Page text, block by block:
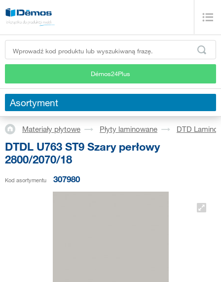
Démos24Plus
Asortyment
Materiały płytowe Płyty laminowane DTD
DTDL U763 ST9 Szary perłowy
2800/2070/18
Kod asortymentu 307980